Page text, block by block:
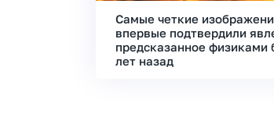
Самые четкие
впервые подтвердили
предсказанное физиками
лет назад